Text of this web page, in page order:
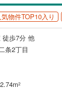
気物件TOP10入り
徒歩7分 他
条2丁目
2
広島
高知
市(5)
市(1)
市(2)
市
市(2
アフリー住宅
・1階建て
件を見る